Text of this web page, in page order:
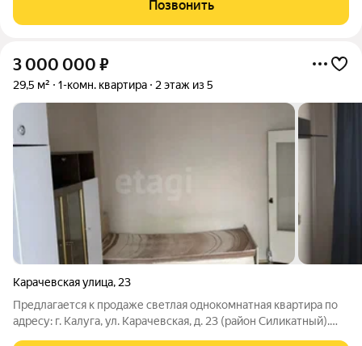
качественный
Позвонить
3 000 000 ₽
29,5 м² 1-комн. квартира 2 этаж из 5
Карачевская улица, 23
Предлагается к продаже светлая однокомнатная квартира по
адресу: г. Калуга, ул. Карачевская, д. 23 (район Силикатный).